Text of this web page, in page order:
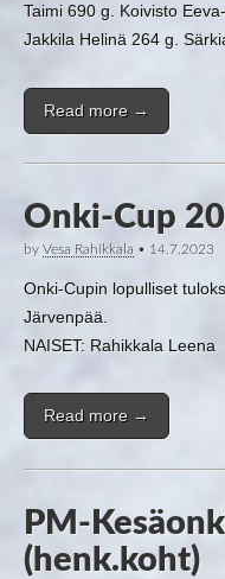
Taimi 690 g. Koivisto
Jakkila Helinä 264 g.
Read more →
Onki-Cup
by Vesa Rahikkala • 14.7.2023
Onki-Cupin lopulliset
NAISET: Rahikkala
Read more →
PM-
(henk.koht)